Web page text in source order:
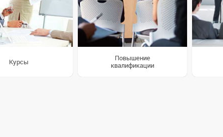
Курсы
Повышение
квалификации